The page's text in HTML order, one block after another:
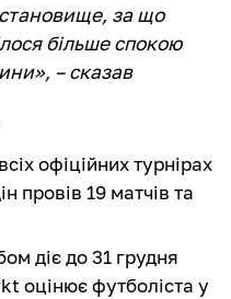
за що
більше спокою
– сказав
офіційних турнірах
провів 19 матчів та
діє до 31 грудня
оцінює футболіста у